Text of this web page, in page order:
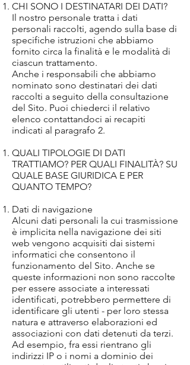
CHI SONO I DESTINATARI DEI DATI?
Il nostro personale tratta i dati
personali raccolti, agendo sulla base di
specifiche istruzioni che abbiamo
fornito circa la finalità e le modalità di
ciascun trattamento.
Anche i responsabili che abbiamo
nominato sono destinatari dei dati
raccolti a seguito della consultazione
del Sito. Puoi chiederci il relativo
elenco contattandoci ai recapiti
indicati al paragrafo 2.
QUALI TIPOLOGIE DI DATI
TRATTIAMO? PER QUALI FINALITÀ? SU
QUALE BASE GIURIDICA E PER
QUANTO TEMPO?
Dati di navigazione
Alcuni dati personali la cui trasmissione
è implicita nella navigazione dei siti
web vengono acquisiti dai sistemi
informatici che consentono il
funzionamento del Sito. Anche se
queste informazioni non sono raccolte
per essere associate a interessati
identificati, potrebbero permettere di
identificare gli utenti - per loro stessa
natura e attraverso elaborazioni ed
associazioni con dati detenuti da terzi.
Ad esempio, fra essi rientrano gli
indirizzi IP o i nomi a dominio dei